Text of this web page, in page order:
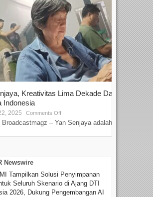
Kreativitas Lima Dekade Dalam
Indonesia
2025 Comments Off
– Yan Senjaya adalah...
Newswire
Tampilkan Solusi Penyimpanan
Seluruh Skenario di Ajang DTI
2026, Dukung Pengembangan AI